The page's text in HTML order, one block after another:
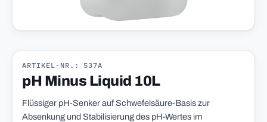
ARTIKEL-NR.: 537A
pH Minus Liquid 10L
Flüssiger pH-Senker auf Schwefelsäure-Basis zur
Absenkung und Stabilisierung des pH-Wertes im